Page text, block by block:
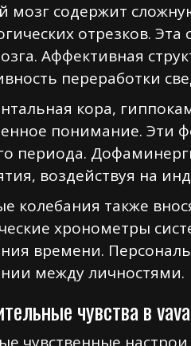
мозг содержит
отрезков.
Аффективная
переработки
кора,
понимание. Эти
периода.
воздействуя на
колебания также
хронометры
времени.
между личностями.
чувства в